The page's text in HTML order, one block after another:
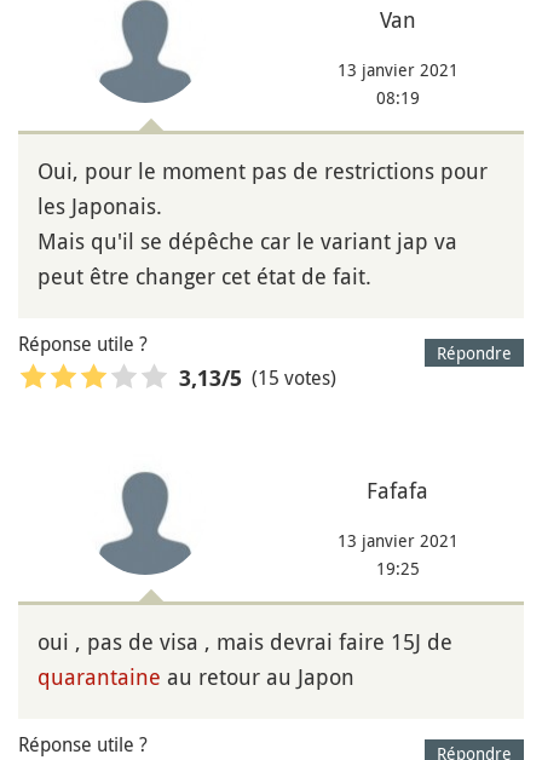
Van
13 janvier 2021
08:19
Oui, pour le moment pas de restrictions pour
les Japonais.
Mais qu'il se dépêche car le variant jap va
peut être changer cet état de fait.
Répondre
Réponse utile ?
3,13/5 (15 votes)
Fafafa
13 janvier 2021
19:25
oui , pas de visa , mais devrai faire 15J de
quarantaine au retour au Japon
Répondre
Réponse utile ?